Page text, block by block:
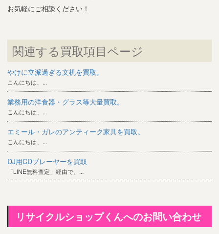
お気軽にご相談ください！
関連する買取項目ページ
やけに立派過ぎる文机を買取。
こんにちは、...
業務用の洋食器・グラス等大量買取。
こんにちは、...
エミール・ガレのアンティーク家具を買取。
こんにちは、...
DJ用CDプレーヤーを買取
「LINE無料査定」経由で、...
リサイクルショップくんへのお問い合わせ